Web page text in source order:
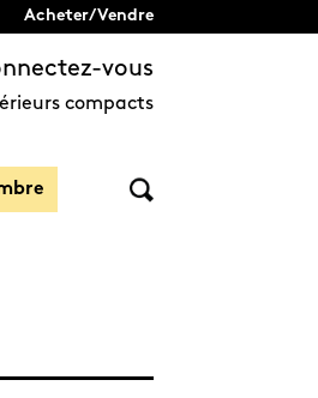
Acheter/Vendre
vous
compacts